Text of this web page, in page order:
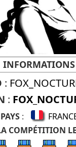
INFORMATIONS
:
:
PAYS:
COMPÉTITION